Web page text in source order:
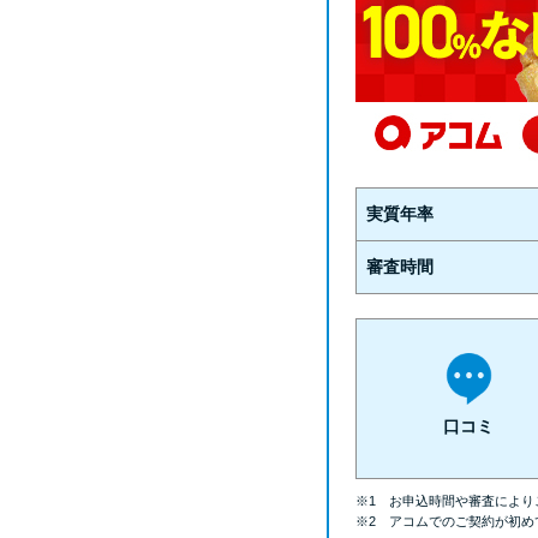
実質年率
審査時間
口コミ
※1 お申込時間や審査により
※2 アコムでのご契約が初め